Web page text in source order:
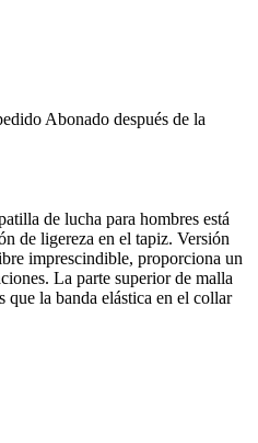
Abonado después de la
de lucha para hombres está
de ligereza en el tapiz. Versión
imprescindible, proporciona un
La parte superior de malla
que la banda elástica en el collar